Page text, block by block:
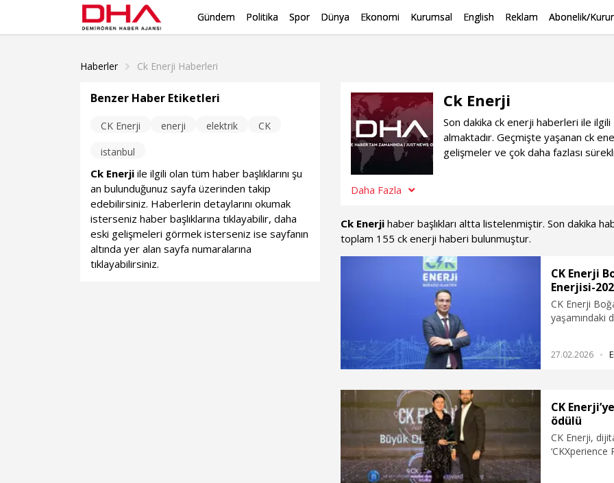
Gündem Politika Spor Dünya Ekonomi Kurumsal English Reklam Abonelik/
Haberler
Ck Enerji Haberleri
Ck Enerji
Son dakika ck enerji haberleri ile
almaktadır. Geçmişte yaşanan ck
gelişmeler ve çok daha fazlası
Daha Fazla
Ck Enerji haber başlıkları altta listelenmiştir. Son dakika
toplam 155 ck enerji haberi bulunmuştur.
CK Enerji
Enerjisi-
CK Enerji
yaşamındaki
903 bin yeni
27.02.2026
CK
ödülü
CK Enerji,
Benzer Haber Etiketleri
CK Enerji enerji elektrik
CK
istanbul
Ck Enerji ile ilgili olan tüm haber başlıklarını şu
an bulunduğunuz sayfa üzerinden takip
edebilirsiniz. Haberlerin detaylarını okumak
isterseniz haber başlıklarına tıklayabilir, daha
eski gelişmeleri görmek isterseniz ise sayfanın
altında yer alan sayfa numaralarına
tıklayabilirsiniz.